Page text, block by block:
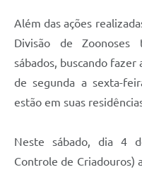
Além das ações
Divisão de Zoonoses
sábados, buscando
de segunda a sexta-
estão em suas
Neste sábado, dia 4
Controle de Criadouros)